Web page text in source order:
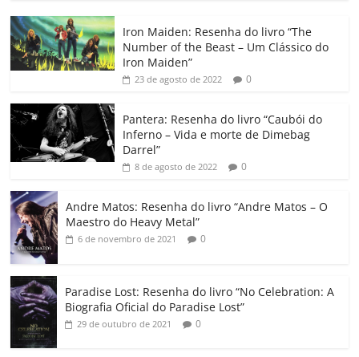
c
e
b
o
o
k
itt
er
at
s
A
p
e
dI
gl
e
Cl
a
ss
ro
o
p
y
Li
k
m
p
h
ar
Iron Maiden: Resenha do livro “The
Number of the Beast – Um Clássico do
Iron Maiden”
23 de agosto de 2022 0
Pantera: Resenha do livro “Caubói do
Inferno – Vida e morte de Dimebag
Darrel”
8 de agosto de 2022 0
Andre Matos: Resenha do livro “Andre Matos – O
Maestro do Heavy Metal”
6 de novembro de 2021 0
Paradise Lost: Resenha do livro “No Celebration: A
Biografia Oficial do Paradise Lost”
29 de outubro de 2021 0